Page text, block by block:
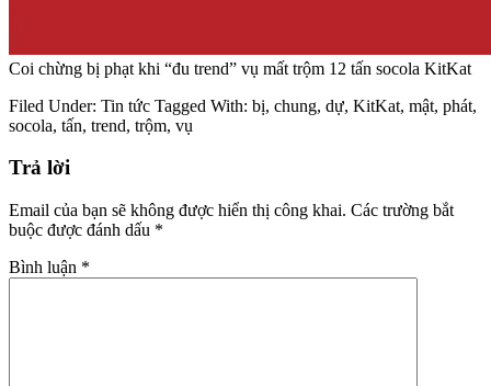
Coi chừng bị phạt khi “đu trend” vụ mất trộm 12 tấn socola KitKat
Filed Under: Tin tức Tagged With: bị, chung, dự, KitKat, mật, phát,
socola, tấn, trend, trộm, vụ
Trả lời
Email của bạn sẽ không được hiển thị công khai. Các trường bắt
buộc được đánh dấu *
Bình luận *